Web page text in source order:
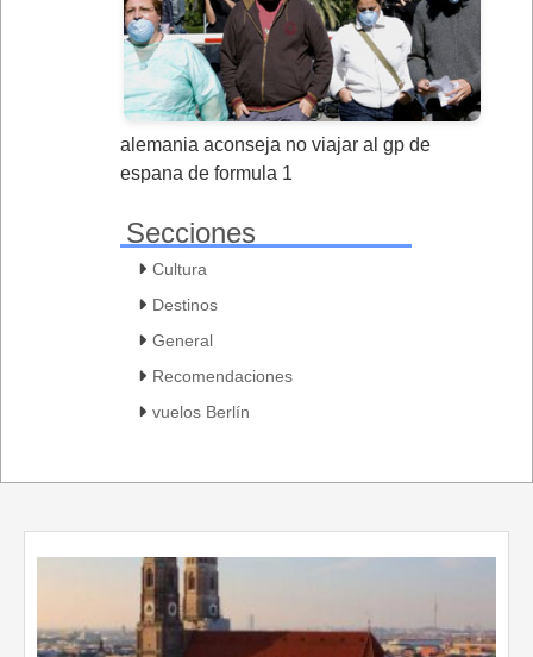
alemania aconseja no viajar al gp de
espana de formula 1
Secciones
Cultura
Destinos
General
Recomendaciones
vuelos Berlín